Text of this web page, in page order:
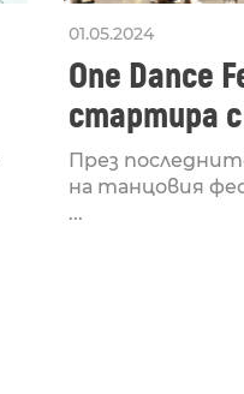
01.05.2024
One Dance
стартира
Lucid,
рейв
През
на танцовия
...